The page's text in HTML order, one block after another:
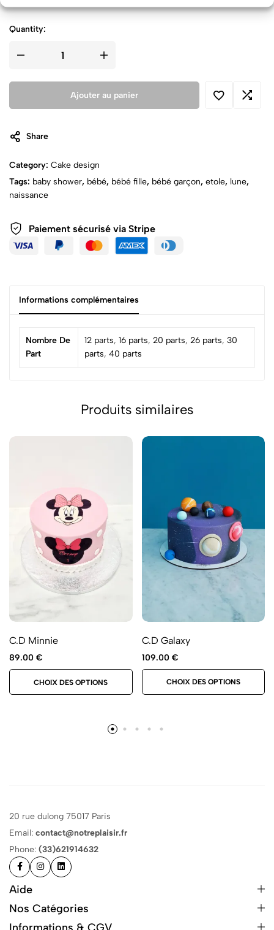
Quantity:
Ajouter au panier
Share
Category: Cake design
Tags: baby shower, bébé, bébé fille, bébé garçon, etole, lune,
naissance
Paiement sécurisé via Stripe
Informations complémentaires
Nombre De
Part
12 parts, 16 parts, 20 parts, 26 parts, 30
parts, 40 parts
Produits similaires
C.D Minnie
89.00 €
CHOIX DES OPTIONS
C.D Galaxy
109.00 €
CHOIX DES OPTIONS
20 rue dulong 75017 Paris
Email: contact@notreplaisir.fr
Phone: (33)621914632
Aide
Nos Catégories
Informations & CGV